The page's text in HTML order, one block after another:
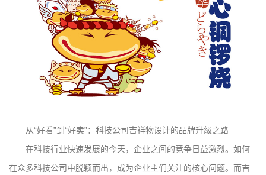
从“好看”到“好卖”：科技公司吉祥物设计的品牌升级之路
在科技行业快速发展的今天，企业之间的竞争日益激烈。如何
在众多科技公司中脱颖而出，成为企业主们关注的核心问题。而吉